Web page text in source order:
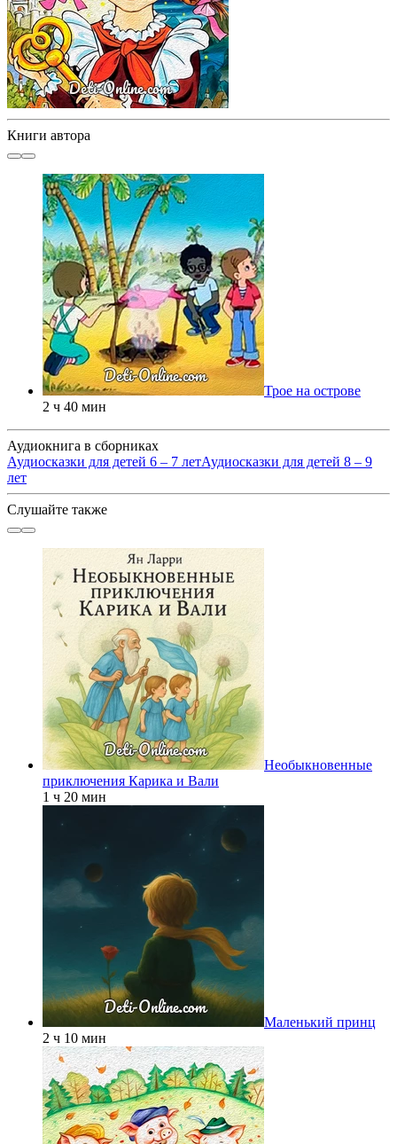
Книги автора
Трое на острове
2 ч 40 мин
Аудиокнига в сборниках
Аудиосказки для детей 6 – 7 летАудиосказки для детей 8 – 9
лет
Слушайте также
Необыкновенные
приключения Карика и Вали
1 ч 20 мин
Маленький принц
2 ч 10 мин